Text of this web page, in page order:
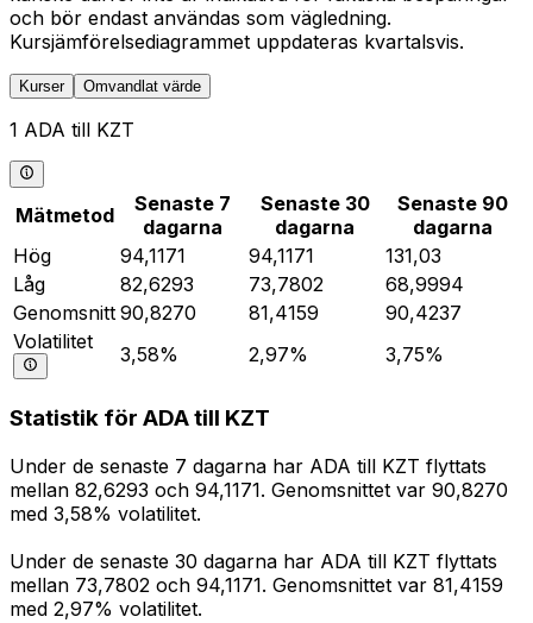
och bör endast användas som vägledning.
Kursjämförelsediagrammet uppdateras kvartalsvis.
Kurser Omvandlat värde
1 ADA till KZT
Mätmetod
Senaste 7
dagarna
Senaste 30
dagarna
Senaste 90
dagarna
Hög
94,1171 94,1171
131,03
Låg
82,6293 73,7802
68,9994
Genomsnitt 90,8270 81,4159
90,4237
Volatilitet
3,58% 2,97% 3,75%
Statistik för ADA till KZT
Under de senaste 7 dagarna har ADA till KZT flyttats
mellan 82,6293 och 94,1171. Genomsnittet var 90,8270
med 3,58% volatilitet.
Under de senaste 30 dagarna har ADA till KZT flyttats
mellan 73,7802 och 94,1171. Genomsnittet var 81,4159
med 2,97% volatilitet.